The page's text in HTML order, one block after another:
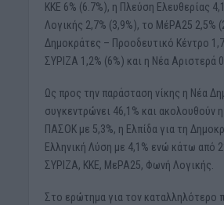
ΚΚΕ 6% (6.7%), η Πλεύση Ελευθερίας
Λογικής 2,7% (3,9%), το ΜέΡΑ25 2,5%
Δημοκράτες – Προοδευτικό Κέντρο
ΣΥΡΙΖΑ 1,2% (6%) και η Νέα Αριστερά
Ως προς την παράσταση νίκης η Νέα
συγκεντρώνει 46,1% και ακολουθούν
ΠΑΣΟΚ με 5,3%, η Ελπίδα για τη
Ελληνική Λύση με 4,1% ενώ κάτω από
ΣΥΡΙΖΑ, ΚΚΕ, ΜεΡΑ25, Φωνή Λογικής.
Στο ερώτημα για τον καταλληλότερο